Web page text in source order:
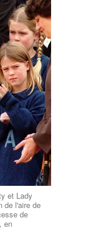
et Lady
de l'aire de
de
en